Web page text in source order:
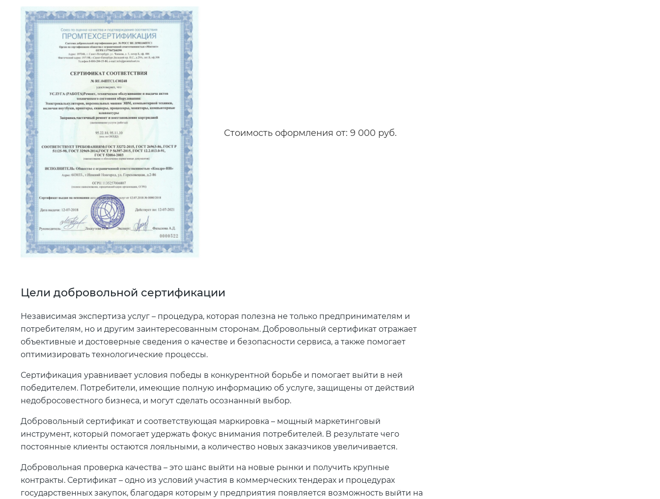
Стоимость оформления от: 9 000 руб.
Цели добровольной сертификации
Независимая экспертиза услуг – процедура, которая полезна не только предпринимателям и
потребителям, но и другим заинтересованным сторонам. Добровольный сертификат отражает
объективные и достоверные сведения о качестве и безопасности сервиса, а также помогает
оптимизировать технологические процессы.
Сертификация уравнивает условия победы в конкурентной борьбе и помогает выйти в ней
победителем. Потребители, имеющие полную информацию об услуге, защищены от действий
недобросовестного бизнеса, и могут сделать осознанный выбор.
Добровольный сертификат и соответствующая маркировка – мощный маркетинговый
инструмент, который помогает удержать фокус внимания потребителей. В результате чего
постоянные клиенты остаются лояльными, а количество новых заказчиков увеличивается.
Добровольная проверка качества – это шанс выйти на новые рынки и получить крупные
контракты. Сертификат – одно из условий участия в коммерческих тендерах и процедурах
государственных закупок, благодаря которым у предприятия появляется возможность выйти на